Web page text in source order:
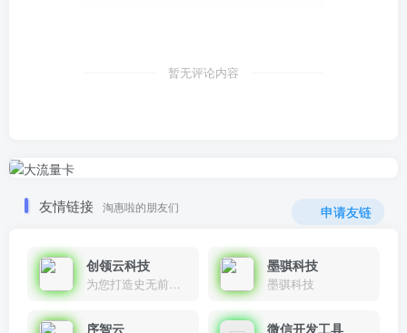
暂无评论内容
友情链接 淘惠啦的朋友们 申请友链
创领云科技
为您打造史无前例的应用产品带您认识新时代产品的创新
墨骐科技
墨骐科技
序智云 微信开发工具